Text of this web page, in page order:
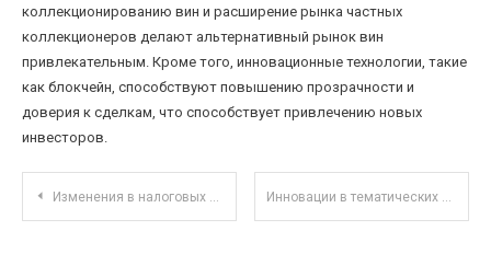
коллекционированию вин и расширение рынка частных
коллекционеров делают альтернативный рынок вин
привлекательным. Кроме того, инновационные технологии, такие
как блокчейн, способствуют повышению прозрачности и
доверия к сделкам, что способствует привлечению новых
инвесторов.
Навигация по записям
Изменения в налоговых вычетах: как правильно оформить налоговые льготы в 2025 году Инновации в тематических ETF: новые тренды и перспективы развития в 2025 году